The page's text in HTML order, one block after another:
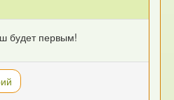
будет первым!